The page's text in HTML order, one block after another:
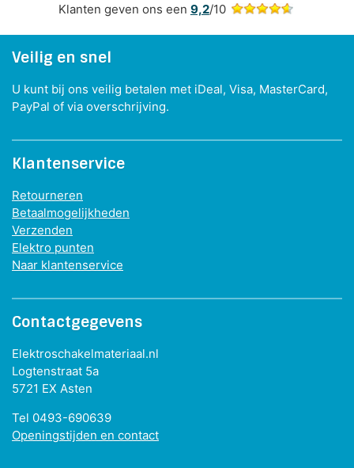
Klanten geven ons een 9,2/10
Veilig en snel
U kunt bij ons veilig betalen met iDeal, Visa, MasterCard,
PayPal of via overschrijving.
Klantenservice
Retourneren
Betaalmogelijkheden
Verzenden
Elektro punten
Naar klantenservice
Contactgegevens
Elektroschakelmateriaal.nl
Logtenstraat 5a
5721 EX Asten
Tel 0493-690639
Openingstijden en contact